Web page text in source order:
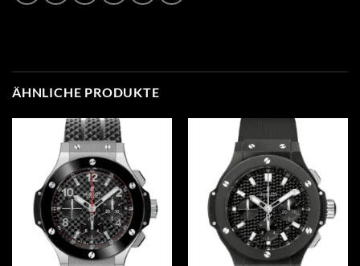
ÄHNLICHE PRODUKTE